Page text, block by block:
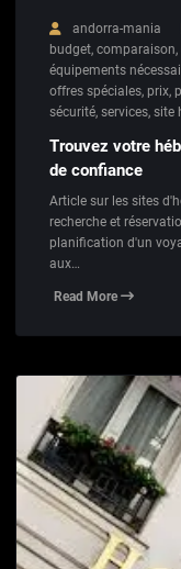
andorra-mania
budget, comparaison,
équipements
offres spéciales, prix,
sécurité, services, site
Trouvez votre
de confiance
Article sur les sites
recherche et
planification d'un
aux…
Read More